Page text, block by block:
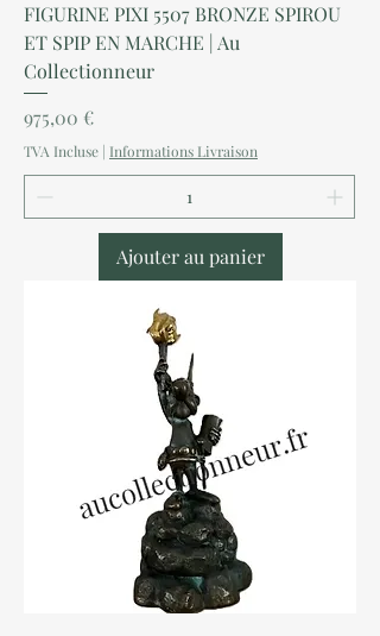
FIGURINE PIXI 5507 BRONZE SPIROU
ET SPIP EN MARCHE | Au
Collectionneur
Prix
975,00 €
TVA Incluse | Informations Livraison
Ajouter au panier